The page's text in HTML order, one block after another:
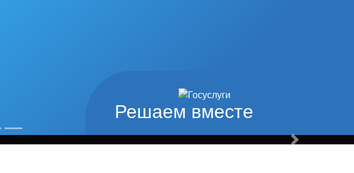
Решаем вместе
наши
физической культуры и спорта
Вперед